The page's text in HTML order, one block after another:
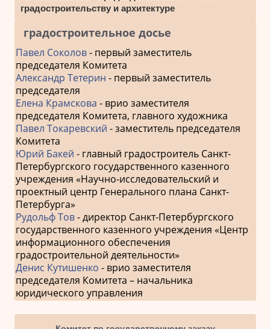
градостроительству и архитектуре
градостроительное досье
Павел Соколов- первый заместитель
председателя Комитета
Александр Тетерин - первый заместитель
председателя
Елена Крамскова - врио заместителя
председателя Комитета, главного художника
Павел Токаревский - заместитель председателя
Комитета
Юрий Бакей - главный градостроитель Санкт-
Петербургского государственного казенного
учреждения «Научно-исследовательский и
проектный центр Генерального плана Санкт-
Петербурга»
Рудольф Тов- директор Санкт-Петербургского
государственного казенного учреждения «Центр
информационного обеспечения
градостроительной деятельности»
Денис Кутишенко - врио заместителя
председателя Комитета – начальника
юридического управления